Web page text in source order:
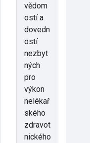
vědom
ostí a
dovedn
ostí
nezbyt
ných
pro
výkon
nelékař
ského
zdravot
nického